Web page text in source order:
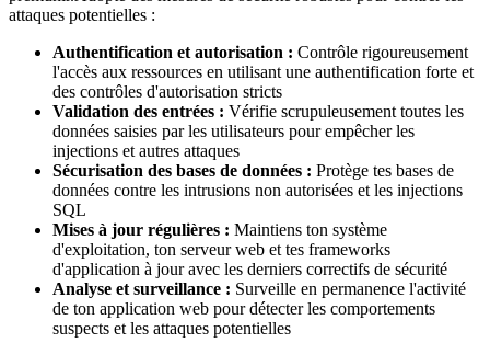
attaques potentielles :
Authentification et autorisation : Contrôle rigoureusement
l'accès aux ressources en utilisant une authentification forte et
des contrôles d'autorisation stricts
Validation des entrées : Vérifie scrupuleusement toutes les
données saisies par les utilisateurs pour empêcher les
injections et autres attaques
Sécurisation des bases de données : Protège tes bases de
données contre les intrusions non autorisées et les injections
SQL
Mises à jour régulières : Maintiens ton système
d'exploitation, ton serveur web et tes frameworks
d'application à jour avec les derniers correctifs de sécurité
Analyse et surveillance : Surveille en permanence l'activité
de ton application web pour détecter les comportements
suspects et les attaques potentielles